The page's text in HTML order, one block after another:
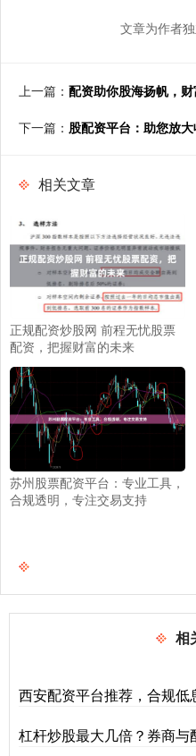
文章为作者
上一篇： 配资助你股海扬帆，
下一篇： 股配资平台：助您放
相关文章
正规配资炒股网 前程无忧股票
配资，把握财富的未来
苏州股票配资平台：专业工具，
合规透明，专注交易支持
相
西安配资平台推荐，合规低
杠杆炒股最大几倍？券商与